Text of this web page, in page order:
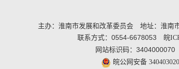
主办：淮南市发展和改革委员会
地址：淮南
联系方式：0554-6678053
皖
网站标识码：3404000070
皖公网安备